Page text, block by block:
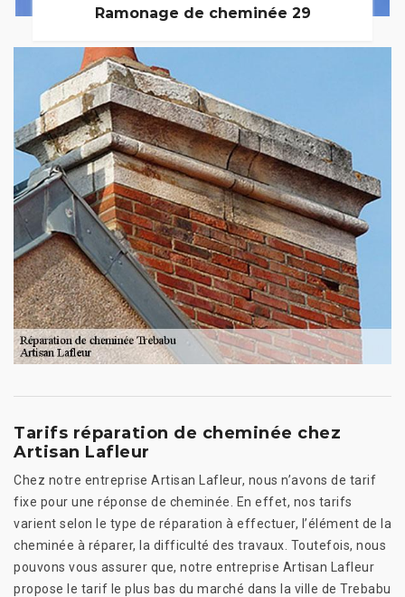
Ramonage de cheminée 29
Tarifs réparation de cheminée chez
Artisan Lafleur
Chez notre entreprise Artisan Lafleur, nous n’avons de tarif
fixe pour une réponse de cheminée. En effet, nos tarifs
varient selon le type de réparation à effectuer, l’élément de la
cheminée à réparer, la difficulté des travaux. Toutefois, nous
pouvons vous assurer que, notre entreprise Artisan Lafleur
propose le tarif le plus bas du marché dans la ville de Trebabu